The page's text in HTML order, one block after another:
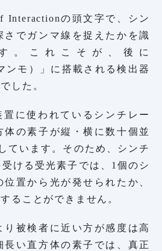
Interactionの頭文字で、シン
さでガンマ線を捉えたかを識
。これこそが、後に
ンモ）」に搭載される検出器
した。
に使われているシンチレー
体の素子が縦・横に数十個並
ています。そのため、シンチ
ける受光素子では、1個のシ
置から光が発せられたか、
ることができません。
り被検者に近い方が感度は高
長い直方体の素子では、真正